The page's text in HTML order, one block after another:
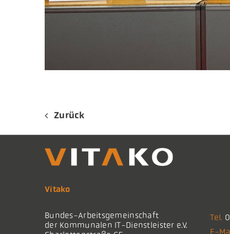
Zurück
Vitako
Bundes-Arbeitsgemeinschaft
der Kommunalen IT-Dienstleister e.V.
Tel.
E-